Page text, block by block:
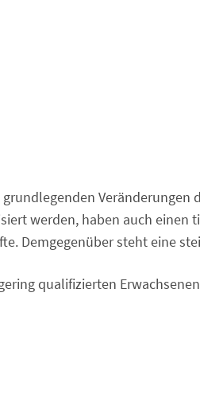
werden, haben auch
Demgegenüber steht eine
qualifizierten